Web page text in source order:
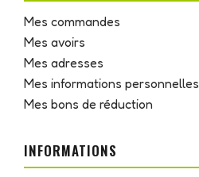
Mes commandes
Mes avoirs
Mes adresses
Mes informations personnelles
Mes bons de réduction
INFORMATIONS